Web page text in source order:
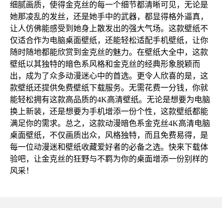
细腻画质，使得金克丝的每一个细节都清晰可见，无论是
她那凌乱的发丝，还是她手中的武器，都显得格外逼真，
让人仿佛能感受到她身上散发出的强大气场。这款壁纸不
仅适合作为电脑桌面壁纸，还能轻松适配手机壁纸，让你
随时随地都能欣赏到金克丝的魅力。在壁纸大全中，这款
壁纸以其独特的暗色系风格和金克丝的经典形象脱颖而
出，成为了众多动漫迷心中的首选。更令人欣喜的是，这
款壁纸还提供免费壁纸下载服务。无需花费一分钱，你就
能轻松拥有这款高品质的4K高清壁纸。无论是想要为电脑
换上新装，还是想要为手机增添一份个性，这款壁纸都能
满足你的需求。总之，这款动漫暗色系金克丝4K高清电脑
桌面壁纸，不仅画质出众，风格独特，而且免费易得，是
每一位动漫迷和壁纸收藏爱好者的必备之选。快来下载体
验吧，让金克丝的狂野与不羁为你的桌面增添一份别样的
风采！